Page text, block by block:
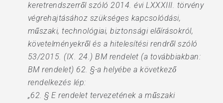
keretrendszerről szóló 2014. évi LXXXIII. törvény
végrehajtásához szükséges kapcsolódási,
műszaki, technológiai, biztonsági előírásokról,
követelményekről és a hitelesítési rendről szóló
53/2015. (IX. 24.) BM rendelet (a továbbiakban:
BM rendelet) 62. §-a helyébe a következő
rendelkezés lép:
„62. § E rendelet tervezetének a műszaki